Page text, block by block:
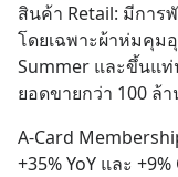
สินค้า Retail: มีการ
โดยเฉพาะผ้าห่มคุม
Summer และขึ้นแท่
ยอดขายกว่า 100 ล้
A-Card
+35% YoY และ